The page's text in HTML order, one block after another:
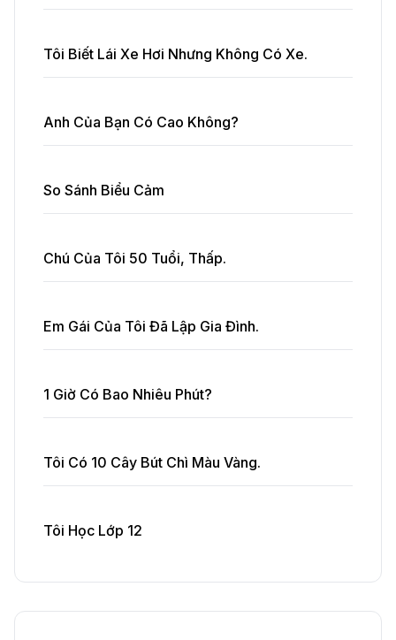
Tôi Biết Lái Xe Hơi Nhưng Không Có Xe.
Anh Của Bạn Có Cao Không?
So Sánh Biểu Cảm
Chú Của Tôi 50 Tuổi, Thấp.
Em Gái Của Tôi Đã Lập Gia Đình.
1 Giờ Có Bao Nhiêu Phút?
Tôi Có 10 Cây Bút Chì Màu Vàng.
Tôi Học Lớp 12